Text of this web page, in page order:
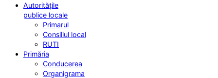
Autoritățile
publice locale
Primarul
Consiliul local
RUTI
Primăria
Conducerea
Organigrama